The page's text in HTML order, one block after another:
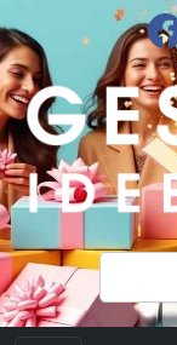
Suchen
nach: